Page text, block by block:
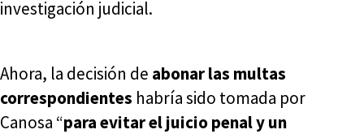
investigación judicial.
Ahora, la decisión de abonar las multas
correspondientes habría sido tomada por
Canosa “para evitar el juicio penal y un